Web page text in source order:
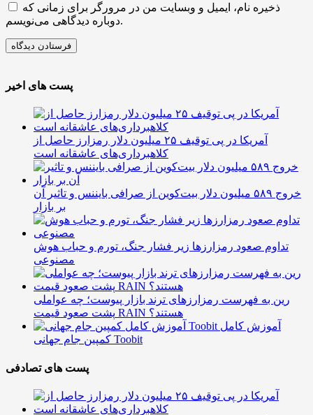
ذخیره نام، ایمیل و وبسایت من در مرورگر برای زمانی که
دوباره دیدگاهی می‌نویسم.
پست های اخیر
آمریکا در پی توقیف ۲۵ میلیون دلار رمزارز حاصل از
کلاهبرداری‌های عاشقانه است
خروج ۵۸۹ میلیون دلار بیت‌کوین از صرافی بایننس و تاثیر آن
بر بازار
تداوم صعود رمزارزها زیر فشار جنگ، تورم و حباب هوش
مصنوعی
رین به فهرست رمزارزهای ترند بازار پیوست؛ چه عواملی
پشت صعود قیمت RAIN هستند؟
آموزش کامل
کمپین جام جهانی Toobit
پست های تصادفی